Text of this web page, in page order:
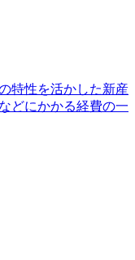
特性を活かした新産
どにかかる経費の一